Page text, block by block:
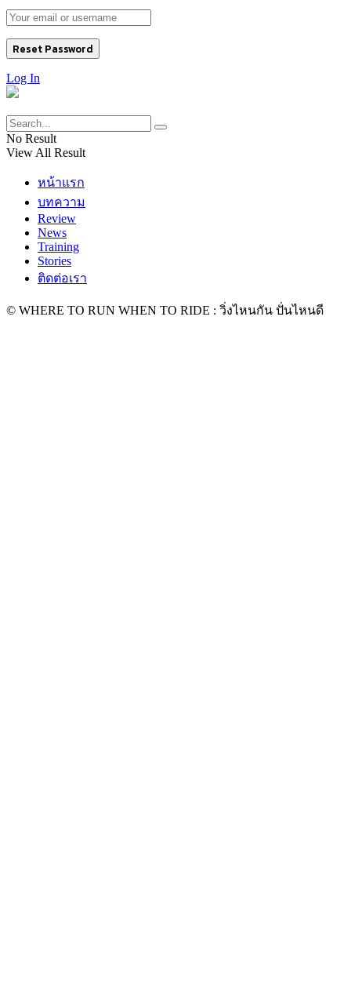
Log In
No Result
View All Result
หน้าแรก
บทความ
Review
News
Training
Stories
ติดต่อเรา
© WHERE TO RUN WHEN TO RIDE : วิ่งไหนกัน ปั่นไหนดี